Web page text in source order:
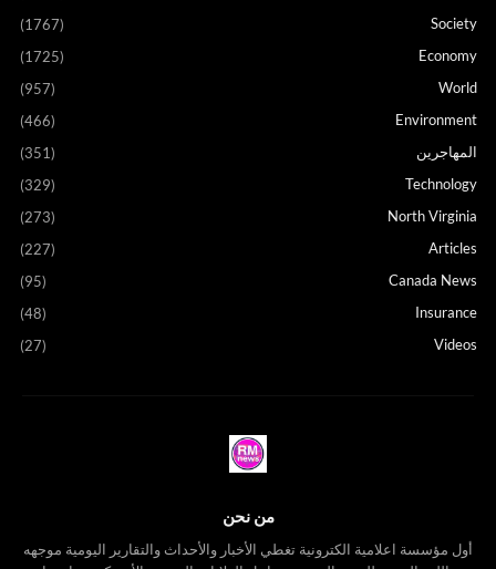
Society
(1767)
Economy
(1725)
World
(957)
Environment
(466)
المهاجرين
(351)
Technology
(329)
North Virginia
(273)
Articles
(227)
Canada News
(95)
Insurance
(48)
Videos
(27)
من نحن
أول مؤسسة اعلامية الكترونية تغطي الأخبار والأحداث والتقارير اليومية موجهه